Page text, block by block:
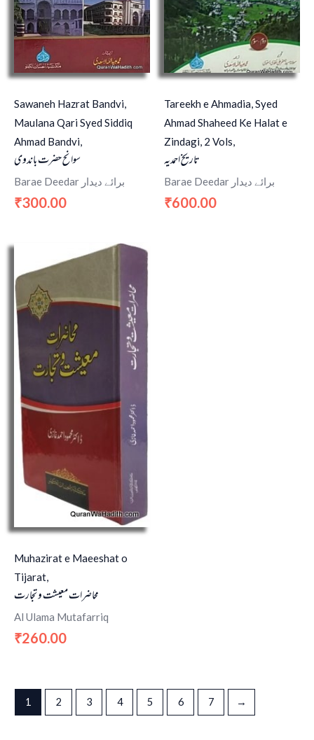
Sawaneh Hazrat Bandvi,
Maulana Qari Syed Siddiq
Ahmad Bandvi,
سوانح حضرت باندوی
Barae Deedar برائے دیدار
₹300.00
Tareekh e Ahmadia, Syed
Ahmad Shaheed Ke Halat e
Zindagi, 2 Vols,
تاریخ احمدیہ
Barae Deedar برائے دیدار
₹600.00
Muhazirat e Maeeshat o
Tijarat,
محاضرات معیشت و تجارت
Al Ulama Mutafarriq
₹260.00
1 2 3 4 5 6 7 →